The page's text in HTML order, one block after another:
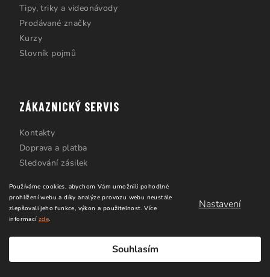
Používáme cookies, abychom Vám umožnili pohodlné
prohlížení webu a díky analýze provozu webu neustále
zlepšovali jeho funkce, výkon a použitelnost.Více
informacízde.
Nastavení
Souhlasím
Tipy, triky a videonávody
Prodávané značky
Kurzy
Slovník pojmů
ZÁKAZNICKÝ SERVIS
Kontakty
Doprava a platba
Sledování zásilek
Obchodní podmínky
GDPR
Cookies
Reklamace a vrácení zboží